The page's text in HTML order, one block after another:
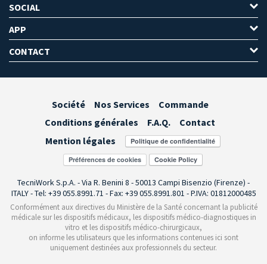
SOCIAL
APP
CONTACT
Société Nos Services
Commande
Conditions générales
F.A.Q.
Contact
Mention légales
Préférences de cookies
TecniWork S.p.A. - Via R. Benini 8 - 50013 Campi Bisenzio (Firenze) -
ITALY - Tel: +39 055.8991.71 - Fax: +39 055.8991.801 - P.IVA: 01812000485
Conformément aux directives du Ministère de la Santé concernant la publicité
médicale sur les dispositifs médicaux, les dispositifs médico-diagnostiques in
vitro et les dispositifs médico-chirurgicaux,
on informe les utilisateurs que les informations contenues ici sont
uniquement destinées aux professionnels du secteur.